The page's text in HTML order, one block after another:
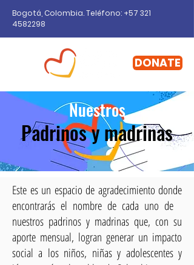
DONATE
Bogotá, Colombia. Teléfono: +57 321
4582298
Nuestros
Padrinos y madrinas
Este es un espacio de agradecimiento donde
encontrarás el nombre de cada uno de
nuestros padrinos y madrinas que, con su
aporte mensual, logran generar un impacto
social a los niños, niñas y adolescentes y